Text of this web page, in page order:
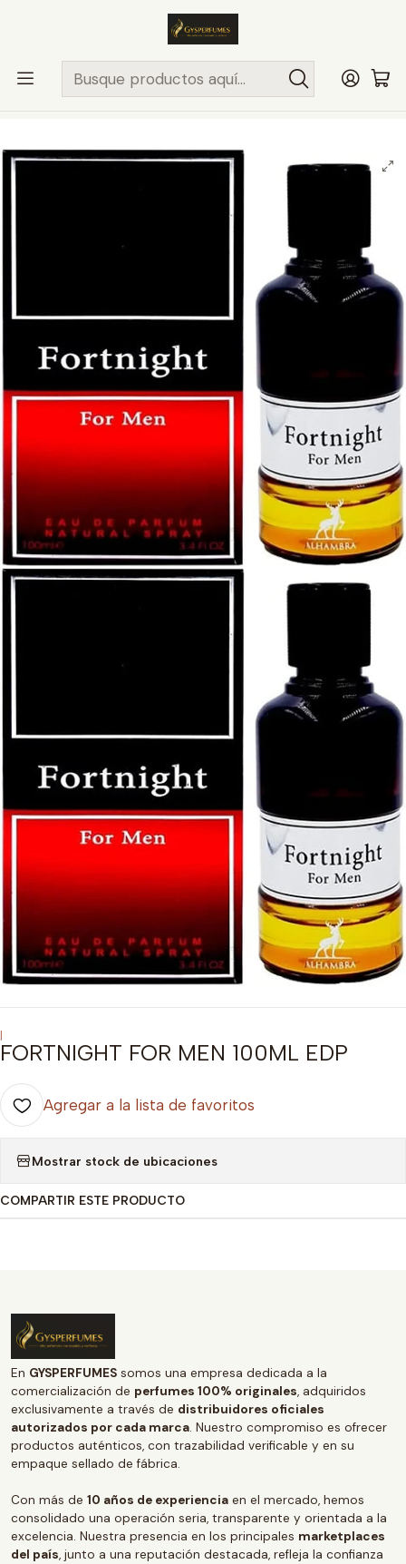
en compras hasta las 13Hrs, valido solo en
Comunas ..>>
Inicio PERFUMES Y COLONIAS MAISON ALHAMBRA
HOMBRE
FORTNIGHT FOR MEN 100ML EDP
|
FORTNIGHT FOR MEN 100ML EDP
Agregar a la lista de favoritos
Mostrar stock de ubicaciones
COMPARTIR ESTE PRODUCTO
En GYSPERFUMES somos una empresa dedicada a la
comercialización de perfumes 100% originales, adquiridos
exclusivamente a través de distribuidores oficiales
autorizados por cada marca. Nuestro compromiso es ofrecer
productos auténticos, con trazabilidad verificable y en su
empaque sellado de fábrica.
Con más de 10 años de experiencia en el mercado, hemos
consolidado una operación seria, transparente y orientada a la
excelencia. Nuestra presencia en los principales marketplaces
del país, junto a una reputación destacada, refleja la confianza